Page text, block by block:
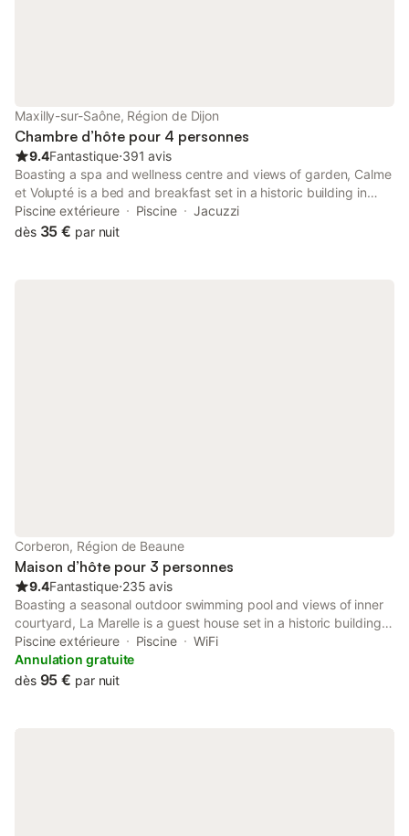
Maxilly-sur-Saône, Région de Dijon
Chambre d’hôte pour 4 personnes
9.4Fantastique⋅391 avis
Boasting a spa and wellness centre and views of garden, Calme
et Volupté is a bed and breakfast set in a historic building in
Maxilly-sur-Saône, 30 km from Quetigny Centre Tramway
Station.
Piscine extérieure Piscine
Jacuzzi
dès 35 € par nuit
Corberon, Région de Beaune
Maison d’hôte pour 3 personnes
9.4Fantastique⋅235 avis
Boasting a seasonal outdoor swimming pool and views of inner
courtyard, La Marelle is a guest house set in a historic building
in Corberon, 12 km from Beaune Train Station. This property
offers access to table tennis.
Piscine extérieure Piscine
WiFi
Annulation gratuite
dès 95 € par nuit